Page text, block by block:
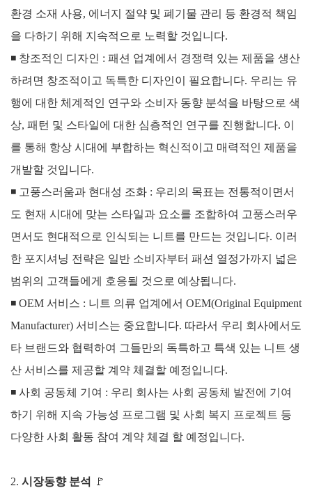
환경 소재 사용, 에너지 절약 및 폐기물 관리 등 환경적 책임
을 다하기 위해 지속적으로 노력할 것입니다.
◾ 창조적인 디자인 : 패션 업계에서 경쟁력 있는 제품을 생산
하려면 창조적이고 독특한 디자인이 필요합니다. 우리는 유
행에 대한 체계적인 연구와 소비자 동향 분석을 바탕으로 색
상, 패턴 및 스타일에 대한 심층적인 연구를 진행합니다. 이
를 통해 항상 시대에 부합하는 혁신적이고 매력적인 제품을
개발할 것입니다.
◾ 고풍스러움과 현대성 조화 : 우리의 목표는 전통적이면서
도 현재 시대에 맞는 스타일과 요소를 조합하여 고풍스러우
면서도 현대적으로 인식되는 니트를 만드는 것입니다. 이러
한 포지셔닝 전략은 일반 소비자부터 패션 열정가까지 넓은
범위의 고객들에게 호응될 것으로 예상됩니다.
◾ OEM 서비스 : 니트 의류 업계에서 OEM(Original Equipment
Manufacturer) 서비스는 중요합니다. 따라서 우리 회사에서도
타 브랜드와 협력하여 그들만의 독특하고 특색 있는 니트 생
산 서비스를 제공할 계약 체결할 예정입니다.
◾ 사회 공동체 기여 : 우리 회사는 사회 공동체 발전에 기여
하기 위해 지속 가능성 프로그램 및 사회 복지 프로젝트 등
다양한 사회 활동 참여 계약 체결 할 예정입니다.
2. 시장동향 분석
🚩